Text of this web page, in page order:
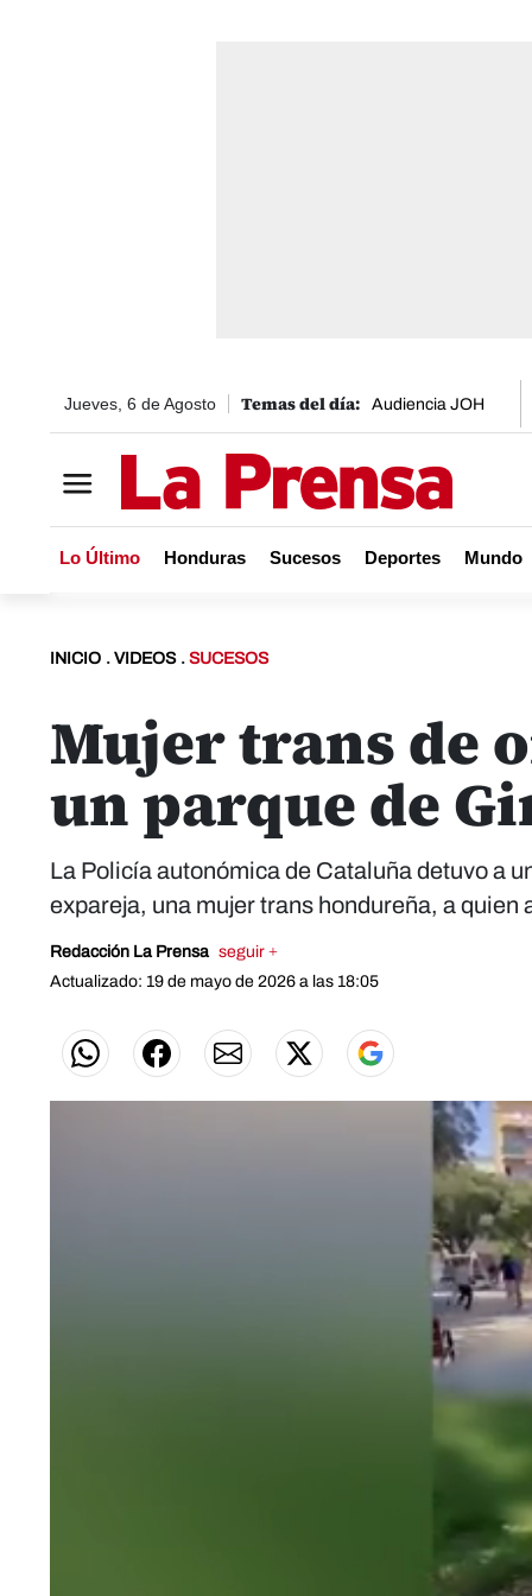
Jueves, 6 de Agosto Audiencia JOH
Lo Último Honduras Sucesos Deportes Mundo
INICIO . VIDEOS . SUCESOS
Mujer trans de
un parque de
La Policía autonómica de Cataluña detuvo a
expareja, una mujer trans hondureña, a quien
Redacción La Prensa seguir +
Actualizado: 19 de mayo de 2026 a las 18:05